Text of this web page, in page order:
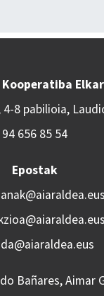
8 pabilioia,
94 656 85 54
Epostak
Bañares,